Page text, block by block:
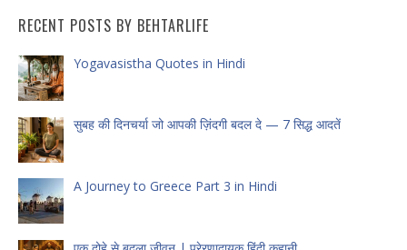
RECENT POSTS BY BEHTARLIFE
Yogavasistha Quotes in Hindi
सुबह की दिनचर्या जो आपकी ज़िंदगी बदल दे — 7 सिद्ध आदतें
A Journey to Greece Part 3 in Hindi